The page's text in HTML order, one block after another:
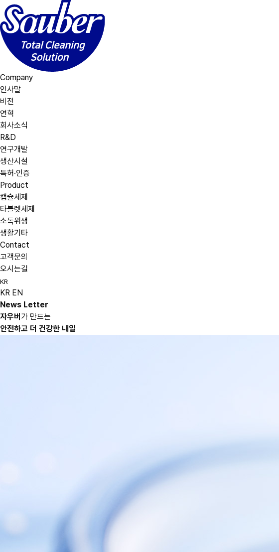
Company
인사말
비전
연혁
회사소식
R&D
연구개발
생산시설
특허·인증
Product
캡슐세제
타블렛세제
소독위생
생활기타
Contact
고객문의
오시는길
KR
KR EN
News Letter
자우버 가 만드는
안전하고 더 건강한 내일